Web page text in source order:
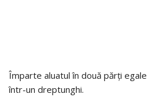
Împarte aluatul în două părți
într-un dreptunghi.